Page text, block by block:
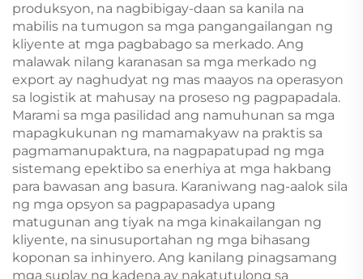
produksyon, na nagbibigay-daan sa kanila na
mabilis na tumugon sa mga pangangailangan ng
kliyente at mga pagbabago sa merkado. Ang
malawak nilang karanasan sa mga merkado ng
export ay naghudyat ng mas maayos na operasyon
sa logistik at mahusay na proseso ng pagpapadala.
Marami sa mga pasilidad ang namuhunan sa mga
mapagkukunan ng mamamakyaw na praktis sa
pagmamanupaktura, na nagpapatupad ng mga
sistemang epektibo sa enerhiya at mga hakbang
para bawasan ang basura. Karaniwang nag-aalok sila
ng mga opsyon sa pagpapasadya upang
matugunan ang tiyak na mga kinakailangan ng
kliyente, na sinusuportahan ng mga bihasang
koponan sa inhinyero. Ang kanilang pinagsamang
mga suplay ng kadena ay nakatutulong sa